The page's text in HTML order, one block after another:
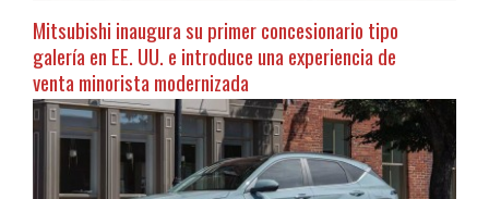
Mitsubishi inaugura su primer concesionario tipo
galería en EE. UU. e introduce una experiencia de
venta minorista modernizada